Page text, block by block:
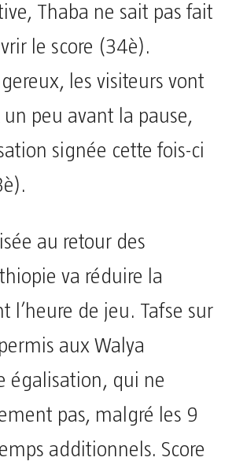
Thaba ne sait pas fait
le score (34è).
les visiteurs vont
peu avant la pause,
signée cette fois-ci
au retour des
va réduire la
l’heure de jeu. Tafse sur
aux Walya
égalisation, qui ne
pas, malgré les 9
additionnels. Score